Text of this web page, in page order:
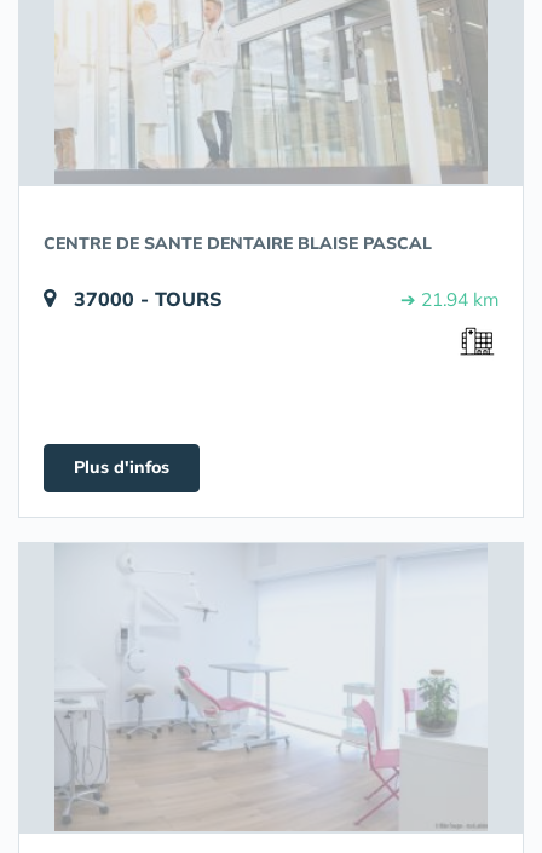
CENTRE DE SANTE DENTAIRE BLAISE PASCAL
37000 - TOURS ➔ 21.94 km
Plus d'infos